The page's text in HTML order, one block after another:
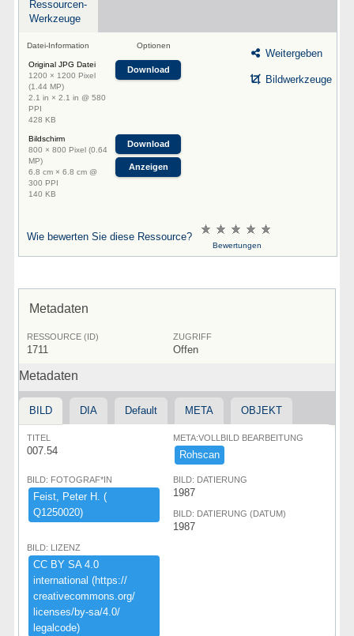
Ressourcen-
Werkzeuge
Datei-Information Optionen
Original JPG Datei
1200 × 1200 Pixel
(1.44 MP)
2.1 in × 2.1 in @ 580
PPI
428 KB
Download
Bildschirm
800 × 800 Pixel (0.64
MP)
6.8 cm × 6.8 cm @
300 PPI
140 KB
Download
Anzeigen
Weitergeben
Bildwerkzeuge
Wie bewerten Sie diese Ressource?
Bewertungen
Metadaten
RESSOURCE (ID)
1711
ZUGRIFF
Offen
Metadaten
BILD DIA Default META OBJEKT
TITEL
007.54
META:VOLLBILD BEARBEITUNG
Rohscan
BILD: FOTOGRAF*IN
Feist,​ ​Peter ​H.​ ​(​
Q1250020)​
BILD: DATIERUNG
1987
BILD: DATIERUNG (DATUM)
1987
BILD: LIZENZ
CC ​BY ​SA ​4.​0 ​
international ​(​https:​/​/​
creativecommons.​org/​
licenses/​by-​sa/​4.​0/​
legalcode)​